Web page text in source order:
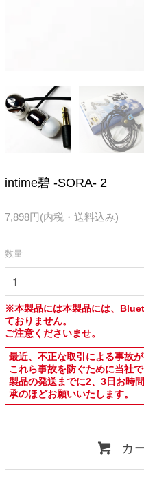
intime碧 -SORA- 2
7,898円(内税・送料込み)
数量
※本製品には本製品には、
ておりません。
ご注意くださいませ。
最近、不正な取引による事故が
これら事故を防ぐために当社
製品の発送までに2、3日お時
承のほどお願いいたします。
カ